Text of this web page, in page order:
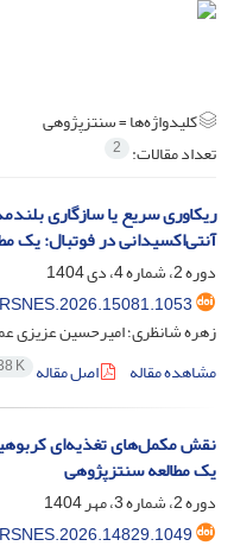
کلیدواژه‌ها =سنتزپژوهی
تعداد مقالات: 2
ریکاوری سریع یا سازگاری
آنتی‌اکسیدانی در فوتبال: یک
دوره 2، شماره 4، دی 1404
زهره شانظری؛ امیرحسین عزیزی
مشاهده مقاله
اصل مقاله K
نقش مکمل‌های تغذیه‌ای
یک مطالعه سنتزپژوهی
دوره 2، شماره 3، مهر 1404